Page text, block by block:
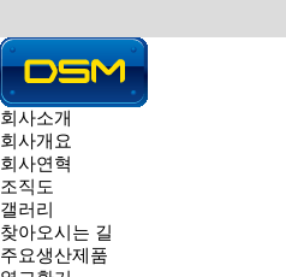
회사소개
회사개요
회사연혁
조직도
갤러리
찾아오시는 길
주요생산제품
HOME > 제품소개 > 알루미늄가공품
PRODUCT
동서메탈(주) 주요제품 소개입니다.
열교환기
알루미늄가공품
Total 20건